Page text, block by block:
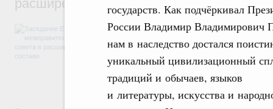
государств. Как подчёркивал
России Владимир Владимирович
нам в наследство достался
уникальный цивилизационный
традиций и обычаев, языков
и литературы, искусства и
расширенном составе
В повестке заседания актуальные задачи
регулирования и администрирования,
обеспечение продовольственной
рынка.